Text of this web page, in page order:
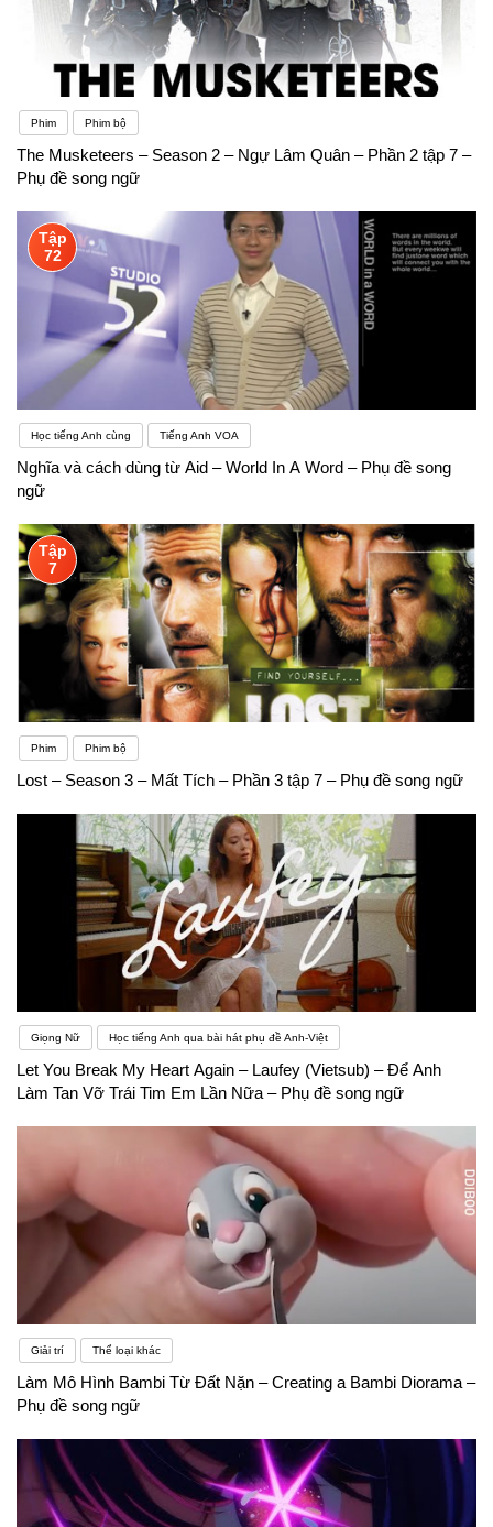
Phim Phim bộ
The Musketeers – Season 2 – Ngự Lâm Quân – Phần 2 tập 7 –
Phụ đề song ngữ
Tập
72
Học tiếng Anh cùng Tiếng Anh VOA
Nghĩa và cách dùng từ Aid – World In A Word – Phụ đề song
ngữ
Tập
7
Phim Phim bộ
Lost – Season 3 – Mất Tích – Phần 3 tập 7 – Phụ đề song ngữ
Giọng Nữ Học tiếng Anh qua bài hát phụ đề Anh-Việt
Let You Break My Heart Again – Laufey (Vietsub) – Để Anh
Làm Tan Vỡ Trái Tim Em Lần Nữa – Phụ đề song ngữ
Giải trí Thể loại khác
Làm Mô Hình Bambi Từ Đất Nặn – Creating a Bambi Diorama –
Phụ đề song ngữ